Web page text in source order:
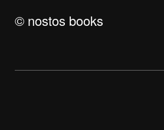
© nostos books